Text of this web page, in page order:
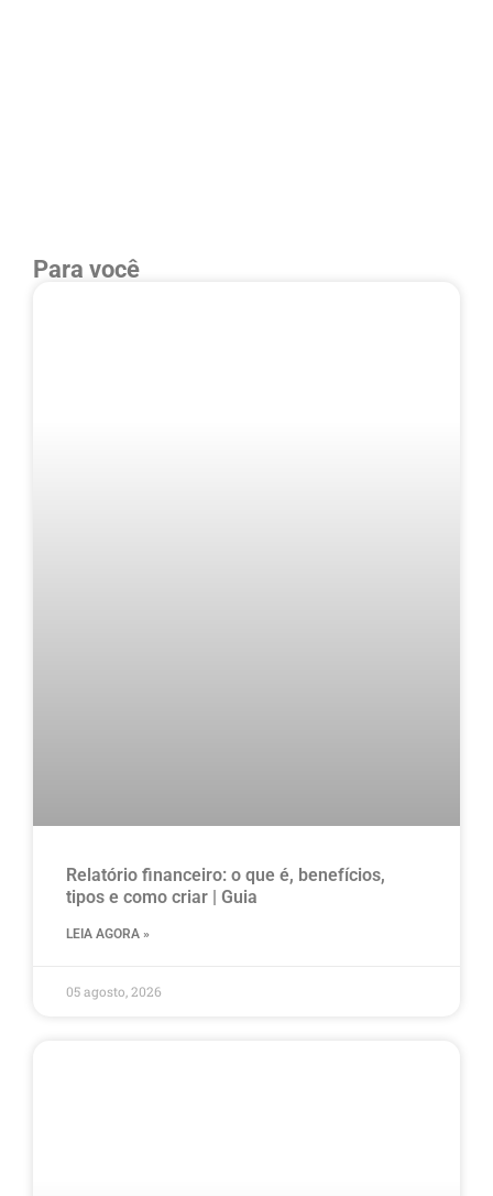
Para você
Relatório financeiro: o que é, benefícios,
tipos e como criar | Guia
LEIA AGORA »
05 agosto, 2026